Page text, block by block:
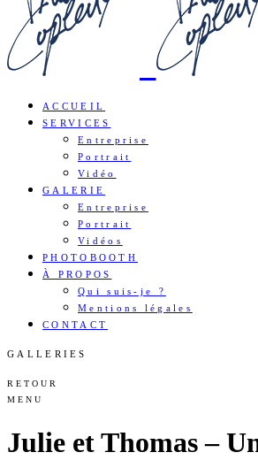
ACCUEIL
SERVICES
Entreprise
Portrait
Vidéo
GALERIE
Entreprise
Portrait
Vidéos
PHOTOBOOTH
À PROPOS
Qui suis-je ?
Mentions légales
CONTACT
GALLERIES
RETOUR
MENU
Julie et Thomas –